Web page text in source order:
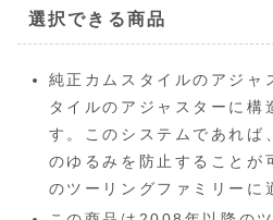
選択できる商品
純正カムスタイルのアジャ
タイルのアジャスターに構
す。このシステムであれば
のゆるみを防止すること
のツーリングファミリーに